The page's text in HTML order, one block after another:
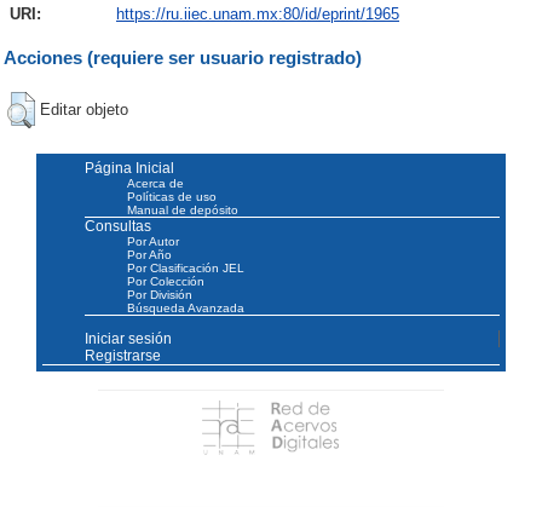
URI:
https://ru.iiec.unam.mx:80/id/eprint/1965
Acciones (requiere ser usuario registrado)
Editar objeto
Página Inicial
Acerca de
Políticas de uso
Manual de depósito
Consultas
Por Autor
Por Año
Por Clasificación JEL
Por Colección
Por División
Búsqueda Avanzada
Iniciar sesión
Registrarse